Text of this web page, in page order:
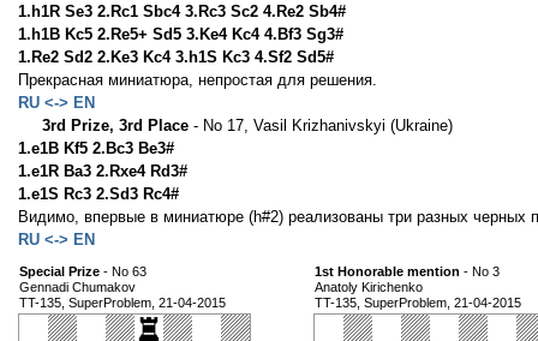
1.h1R Se3 2.Rc1 Sbc4 3.Rc3 Sc2 4.Re2 Sb4#
1.h1B Kc5 2.Re5+ Sd5 3.Ke4 Kc4 4.Bf3 Sg3#
1.Re2 Sd2 2.Ke3 Kc4 3.h1S Kc3 4.Sf2 Sd5#
Прекрасная миниатюра, непростая для решения.
RU <-> EN
3rd Prize, 3rd Place - No 17, Vasil Krizhanivskyi (Ukraine)
1.e1B Kf5 2.Bc3 Be3#
1.e1R Ba3 2.Rxe4 Rd3#
1.e1S Rc3 2.Sd3 Rc4#
Видимо, впервые в миниатюре (h#2) реализованы три разных
RU <-> EN
Special Prize - No 63
Gennadi Chumakov
TT-135, SuperProblem, 21-04-2015
1st Honorable mention - No 3
Anatoly Kirichenko
TT-135, SuperProblem, 21-04-2015